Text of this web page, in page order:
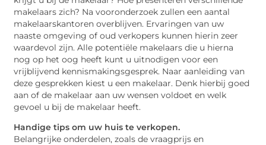
makelaars zich? Na vooronderzoek zullen een aantal
makelaarskantoren overblijven. Ervaringen van uw
naaste omgeving of oud verkopers kunnen hierin zeer
waardevol zijn. Alle potentiële makelaars die u hierna
nog op het oog heeft kunt u uitnodigen voor een
vrijblijvend kennismakingsgesprek. Naar aanleiding van
deze gesprekken kiest u een makelaar. Denk hierbij goed
aan of de makelaar aan uw wensen voldoet en welk
gevoel u bij de makelaar heeft.
Handige tips om uw huis te verkopen.
Belangrijke onderdelen, zoals de vraagprijs en